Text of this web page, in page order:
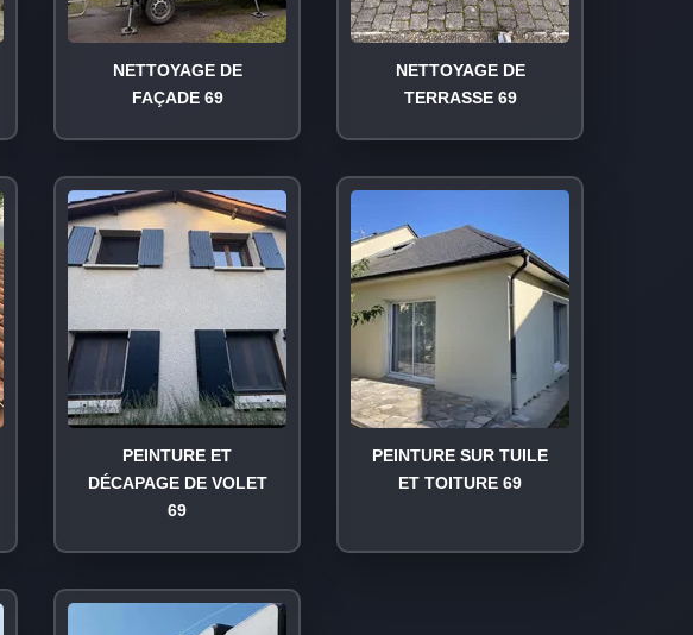
NETTOYAGE DE
FAÇADE 69
NETTOYAGE DE
TERRASSE 69
PEINTURE ET
DÉCAPAGE DE VOLET
69
PEINTURE SUR TUILE
ET TOITURE 69